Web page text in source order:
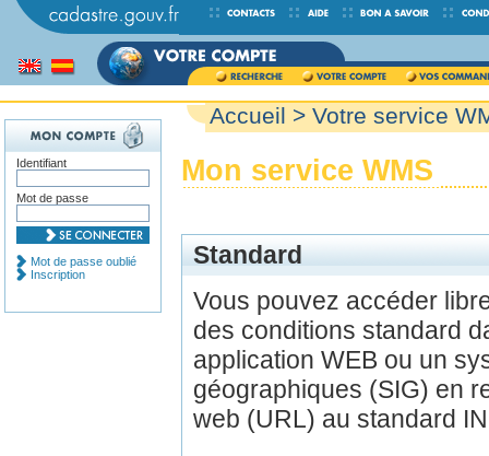
Accueil > Votre service
Mon service WMS
Standard
Vous pouvez accéder
des conditions standard
application WEB ou un
géographiques (SIG) en
web (URL) au standard
Identifiant
Mot de passe
Mot de passe oublié
Inscription